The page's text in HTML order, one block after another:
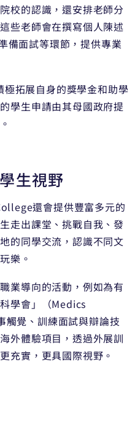
校的認識，還安排老師分
些老師會在撰寫個人陳述
備面試等環節，提供專業
拓展自身的獎學金和助學
學生申請由其母國政府提
生視野
還會提供豐富多元的
走出課堂、挑戰自我、發
的同學交流，認識不同文
樂。
業導向的活動，例如為有
學會」（Medics
覺、訓練面試與辯論技
外體驗項目，透過外展訓
充實，更具國際視野。